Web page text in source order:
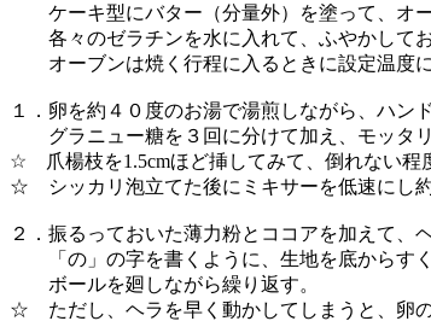
ケーキ型にバター（分量外）を塗って、オー
各々のゼラチンを水に入れて、ふやかしてお
オーブンは焼く行程に入るときに設定温度に
１．卵を約４０度のお湯で湯煎しながら、ハン
グラニュー糖を３回に分けて加え、モッタ
☆ 爪楊枝を1.5cmほど挿してみて、倒れない程
☆ シッカリ泡立てた後にミキサーを低速にし約
２．振るっておいた薄力粉とココアを加えて、
「の」の字を書くように、生地を底からす
ボールを廻しながら繰り返す。
☆ ただし、ヘラを早く動かしてしまうと、卵